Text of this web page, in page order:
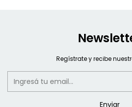
Regístrate y recibe